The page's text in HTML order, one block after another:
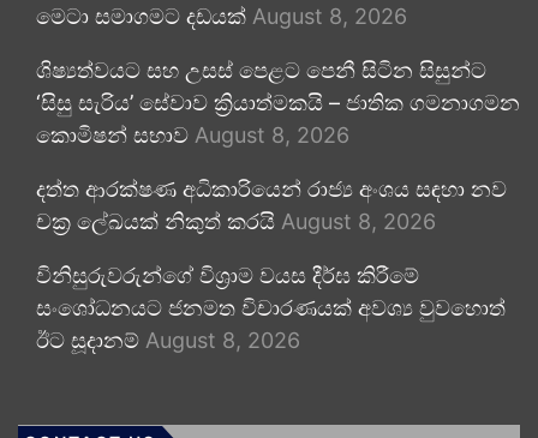
මෙටා සමාගමට දඩයක් August 8, 2026
ශිෂ්‍යත්වයට සහ උසස් පෙළට පෙනී සිටින සිසුන්ට
‘සිසු සැරිය’ සේවාව ක්‍රියාත්මකයි – ජාතික ගමනාගමන
කොමිෂන් සභාව August 8, 2026
දත්ත ආරක්ෂණ අධිකාරියෙන් රාජ්‍ය අංශය සඳහා නව
චක්‍ර ලේඛයක් නිකුත් කරයි August 8, 2026
විනිසුරුවරුන්ගේ විශ්‍රාම වයස දීර්ඝ කිරීමේ
සංශෝධනයට ජනමත විචාරණයක් අවශ්‍ය වුවහොත්
ඊට සූදානම් August 8, 2026